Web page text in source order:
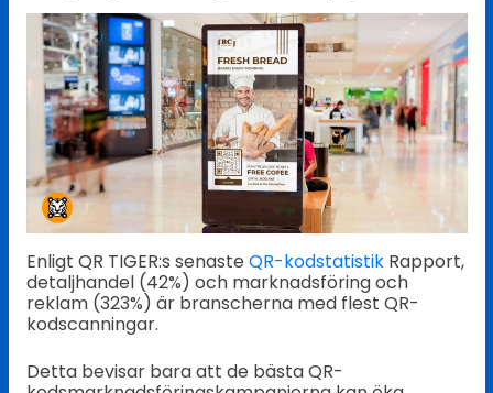
Enligt QR TIGER:s senaste QR-kodstatistikRapport,
detaljhandel (42%) och marknadsföring och
reklam (323%) är branscherna med flest QR-
kodscanningar.
Detta bevisar bara att de bästa QR-